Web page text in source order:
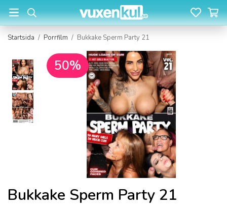
Startsida / Porrfilm / Bukkake Sperm Party 21
50%
Bukkake Sperm Party 21